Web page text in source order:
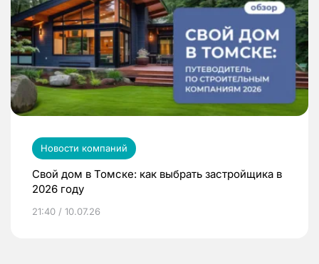
Новости компаний
Свой дом в Томске: как выбрать застройщика в
2026 году
21:40 / 10.07.26